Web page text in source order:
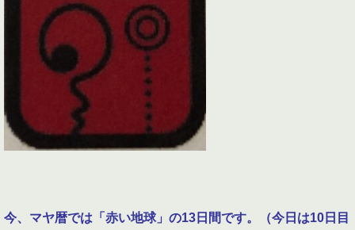
今、マヤ暦では「赤い地球」の13 日間です。（今日は10 日目